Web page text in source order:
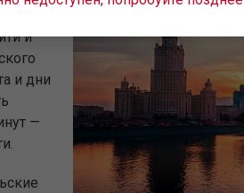
и
и дни
—